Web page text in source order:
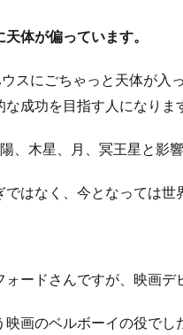
体が偏っています。
スにごちゃっと天体が入
成功を目指す人になりま
、木星、月、冥王星と影
はなく、今となっては世
ードさんですが、映画デ
映画のベルボーイの役で